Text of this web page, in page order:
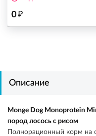
0₽
Описание
Monge Dog Monoprotein
пород лосось с рисом
Полнорационный корм на